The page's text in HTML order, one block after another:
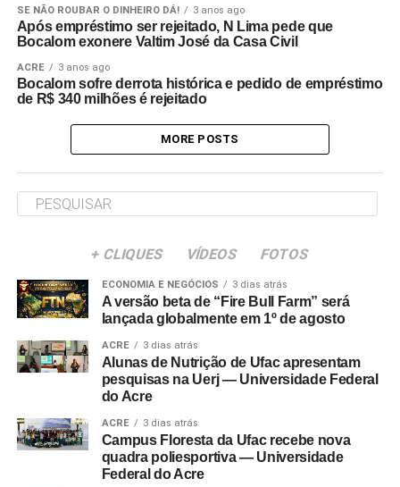
SE NÃO ROUBAR O DINHEIRO DÁ! 3 anos ago
Após empréstimo ser rejeitado, N Lima pede que
Bocalom exonere Valtim José da Casa Civil
ACRE 3 anos ago
Bocalom sofre derrota histórica e pedido de empréstimo
de R$ 340 milhões é rejeitado
MORE POSTS
+ CLIQUES VÍDEOS FOTOS
ECONOMIA E NEGÓCIOS 3 dias atrás
A versão beta de “Fire Bull Farm” será
lançada globalmente em 1º de agosto
ACRE 3 dias atrás
Alunas de Nutrição de Ufac apresentam
pesquisas na Uerj — Universidade Federal
do Acre
ACRE 3 dias atrás
Campus Floresta da Ufac recebe nova
quadra poliesportiva — Universidade
Federal do Acre